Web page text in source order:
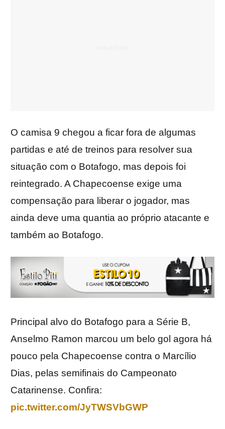
O camisa 9 chegou a ficar fora de algumas
partidas e até de treinos para resolver sua
situação com o Botafogo, mas depois foi
reintegrado. A Chapecoense exige uma
compensação para liberar o jogador, mas
ainda deve uma quantia ao próprio atacante e
também ao Botafogo.
Principal alvo do Botafogo para a Série B,
Anselmo Ramon marcou um belo gol agora há
pouco pela Chapecoense contra o Marcílio
Dias, pelas semifinais do Campeonato
Catarinense. Confira:
pic.twitter.com/JyTWSVbGWP